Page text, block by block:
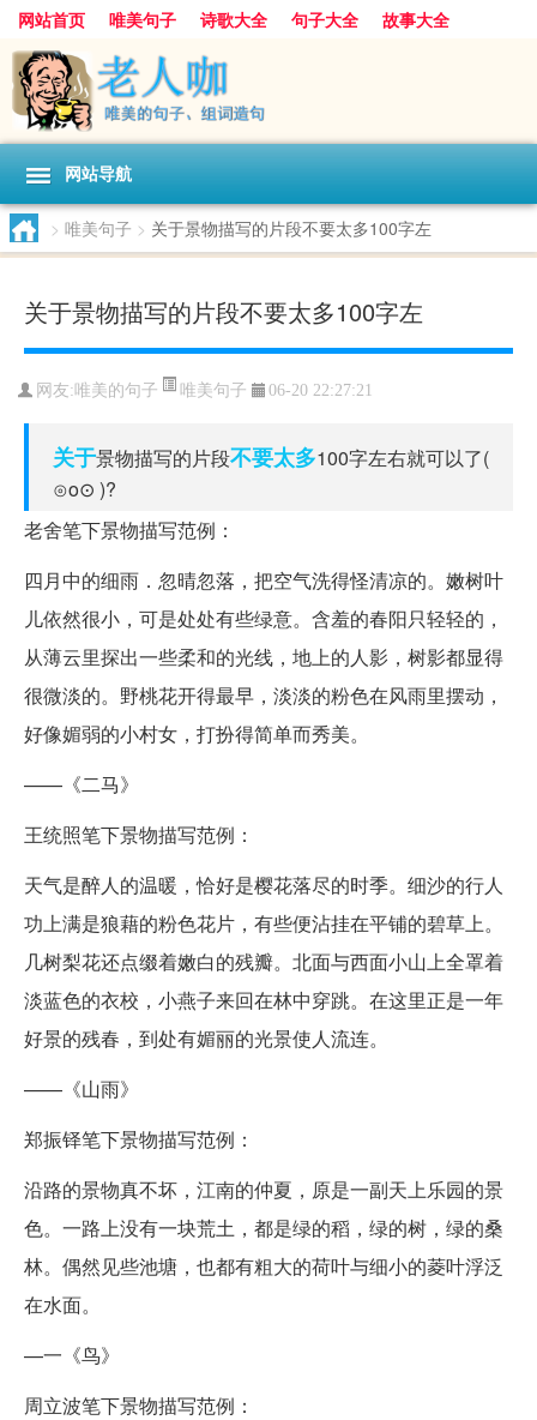
网站首页 唯美句子 诗歌大全 句子大全
故事大全
人生感悟
其他美文 美文欣赏
感人故事
句子分类
网站导航
> 唯美句子 > 关于景物描写的片段不要太多100字左
关于景物描写的片段不要太多100字左
网友: 唯美的句子 唯美句子 06-20 22:27:21
关于景物描写的片段不要太多100字左右就可以了(
⊙o⊙ )?
老舍笔下景物描写范例：
四月中的细雨．忽晴忽落，把空气洗得怪清凉的。嫩树叶
儿依然很小，可是处处有些绿意。含羞的春阳只轻轻的，
从薄云里探出一些柔和的光线，地上的人影，树影都显得
很微淡的。野桃花开得最早，淡淡的粉色在风雨里摆动，
好像媚弱的小村女，打扮得简单而秀美。
——《二马》
王统照笔下景物描写范例：
天气是醉人的温暖，恰好是樱花落尽的时季。细沙的行人
功上满是狼藉的粉色花片，有些便沾挂在平铺的碧草上。
几树梨花还点缀着嫩白的残瓣。北面与西面小山上全罩着
淡蓝色的衣校，小燕子来回在林中穿跳。在这里正是一年
好景的残春，到处有媚丽的光景使人流连。
——《山雨》
郑振铎笔下景物描写范例：
沿路的景物真不坏，江南的仲夏，原是一副天上乐园的景
色。一路上没有一块荒土，都是绿的稻，绿的树，绿的桑
林。偶然见些池塘，也都有粗大的荷叶与细小的菱叶浮泛
在水面。
—一《鸟》
周立波笔下景物描写范例：